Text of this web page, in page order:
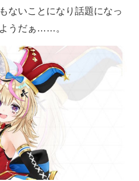
ないことになり話題になっ
うだぁ……。